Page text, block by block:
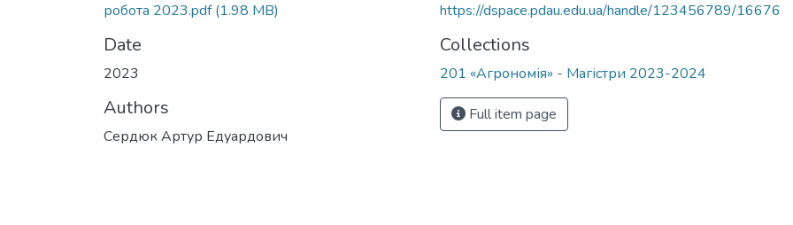
робота 2023.pdf(1.98 MB)
Date
2023
Authors
Сердюк Артур Едуардович
https://dspace.pdau.edu.ua/handle/123456789/16676
Collections
201 «Агрономія» - Магістри 2023-2024
Full item page